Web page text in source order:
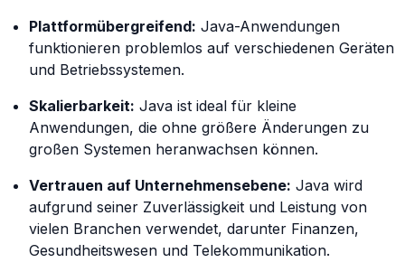
Plattformübergreifend: Java-Anwendungen
funktionieren problemlos auf verschiedenen Geräten
und Betriebssystemen.
Skalierbarkeit: Java ist ideal für kleine
Anwendungen, die ohne größere Änderungen zu
großen Systemen heranwachsen können.
Vertrauen auf Unternehmensebene: Java wird
aufgrund seiner Zuverlässigkeit und Leistung von
vielen Branchen verwendet, darunter Finanzen,
Gesundheitswesen und Telekommunikation.